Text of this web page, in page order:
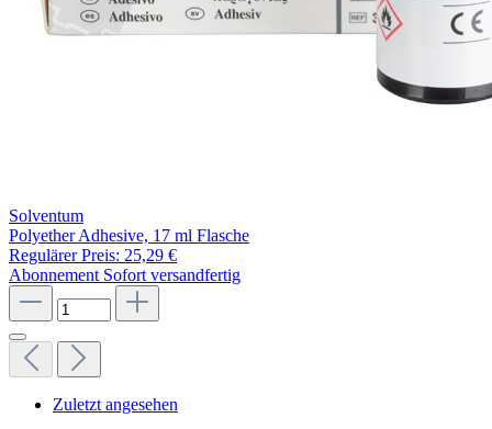
Solventum
Polyether Adhesive, 17 ml Flasche
Regulärer Preis: 25,29 €
Abonnement Sofort versandfertig
Zuletzt angesehen